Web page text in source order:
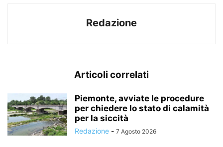
Redazione
Articoli correlati
Piemonte, avviate le procedure
per chiedere lo stato di calamità
per la siccità
Redazione - 7 Agosto 2026